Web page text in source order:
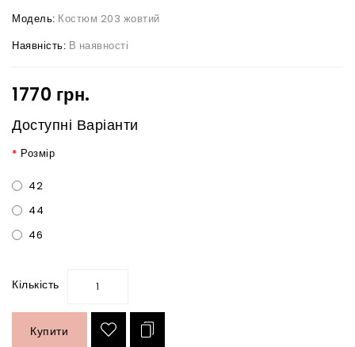
Модель: Костюм 203 жовтий
Наявність: В наявності
1770 грн.
Доступні Варіанти
Розмір
42
44
46
Кількість
Купити